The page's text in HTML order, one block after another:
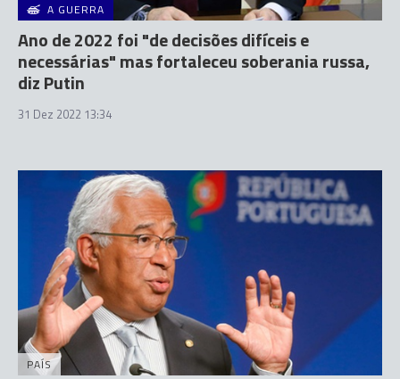
A GUERRA
Ano de 2022 foi "de decisões difíceis e
necessárias" mas fortaleceu soberania russa,
diz Putin
31 Dez 2022 13:34
PAÍS